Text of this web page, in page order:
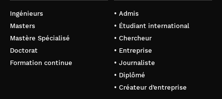
Ingénieurs
Masters
Mastère Spécialisé
Doctorat
Formation continue
• Admis
• Étudiant international
• Chercheur
• Entreprise
• Journaliste
• Diplômé
• Créateur d’entreprise